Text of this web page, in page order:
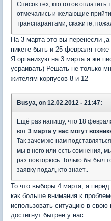
Список тех, кто готов
отмечались и желающие прийти
транспарантами, скажите,
На 3 марта это вы перенесли
пикете быть и 25 февраля тоже
Я организую на 3 марта я же
усраивать) Решать не только
жителям корпусов 8 и 12
Busya, on 12.02.2012 - 21:47:
Ещё раз напишу, что 18
вот 3 марта у нас могут
Так зачем же нам
мы в него или есть сомнения,
раз повторюсь. Только бы был
заявку подал, кто знает..
То что выборы 4 марта, а
как больше внимания к
использовать ситуацию в свою
достигнут бытрее у нас